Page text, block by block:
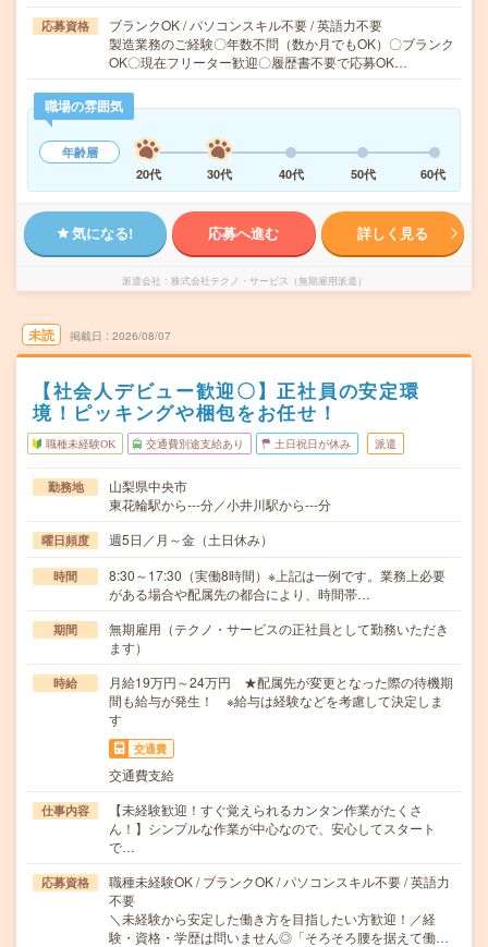
応募資格
ブランクOK / パソコンスキル不要 / 英語力不要
製造業務のご経験〇年数不問（数か月でもOK）〇ブランク
OK〇現在フリーター歓迎〇履歴書不要で応募OK…
職場の雰囲気
年齢層
20代
30代 40代 50代 60代
気になる! 応募へ進む 詳しく見る
派遣会社 株式会社テクノ・サービス（無期雇用派遣）
未読 掲載日 2026/08/07
【社会人デビュー歓迎〇】正社員の安定環
境！ピッキングや梱包をお任せ！
職種未経験OK 交通費別途支給あり 土日祝日が休み 派遣
勤務地
山梨県中央市
東花輪駅から---分／小井川駅から---分
曜日頻度 週5日／月～金（土日休み）
時間
8:30～17:30（実働8時間）※上記は一例です。業務上必要
がある場合や配属先の都合により、時間帯…
期間
無期雇用（テクノ・サービスの正社員として勤務いただき
ます）
時給
月給19万円～24万円 ★配属先が変更となった際の待機期
間も給与が発生！ ※給与は経験などを考慮して決定しま
す
交通費
交通費支給
仕事内容
【未経験歓迎！すぐ覚えられるカンタン作業がたくさ
ん！】シンプルな作業が中心なので、安心してスタート
で…
応募資格
職種未経験OK / ブランクOK / パソコンスキル不要 / 英語力
不要
＼未経験から安定した働き方を目指したい方歓迎！／経
験・資格・学歴は問いません◎「そろそろ腰を据えて働…